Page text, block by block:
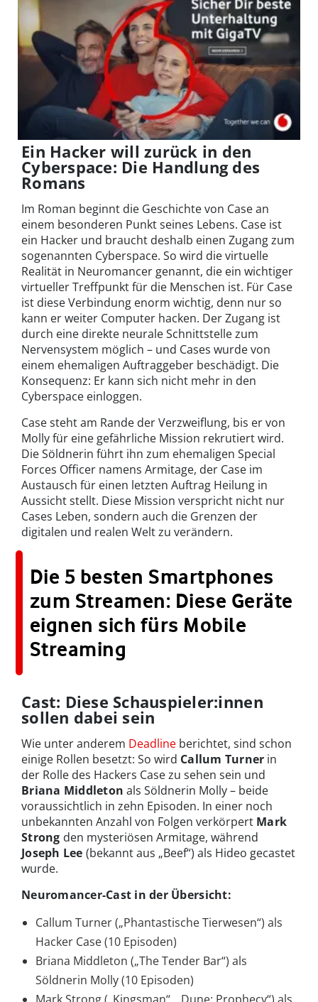
Ein Hacker will zurück in den
Cyberspace: Die Handlung des
Romans
Im Roman beginnt die Geschichte von Case an
einem besonderen Punkt seines Lebens. Case ist
ein Hacker und braucht deshalb einen Zugang zum
sogenannten Cyberspace. So wird die virtuelle
Realität in Neuromancer genannt, die ein wichtiger
virtueller Treffpunkt für die Menschen ist. Für Case
ist diese Verbindung enorm wichtig, denn nur so
kann er weiter Computer hacken. Der Zugang ist
durch eine direkte neurale Schnittstelle zum
Nervensystem möglich – und Cases wurde von
einem ehemaligen Auftraggeber beschädigt. Die
Konsequenz: Er kann sich nicht mehr in den
Cyberspace einloggen.
Case steht am Rande der Verzweiflung, bis er von
Molly für eine gefährliche Mission rekrutiert wird.
Die Söldnerin führt ihn zum ehemaligen Special
Forces Officer namens Armitage, der Case im
Austausch für einen letzten Auftrag Heilung in
Aussicht stellt. Diese Mission verspricht nicht nur
Cases Leben, sondern auch die Grenzen der
digitalen und realen Welt zu verändern.
Die 5 besten Smartphones
zum Streamen: Diese Geräte
eignen sich fürs Mobile
Streaming
Cast: Diese Schauspieler:innen
sollen dabei sein
Wie unter anderem Deadline berichtet, sind schon
einige Rollen besetzt: So wird Callum Turner in
der Rolle des Hackers Case zu sehen sein und
Briana Middleton als Söldnerin Molly – beide
voraussichtlich in zehn Episoden. In einer noch
unbekannten Anzahl von Folgen verkörpert Mark
Strong den mysteriösen Armitage, während
Joseph Lee (bekannt aus „Beef“) als Hideo gecastet
wurde.
Neuromancer-Cast in der Übersicht:
Callum Turner („Phantastische Tierwesen“) als
Hacker Case (10 Episoden)
Briana Middleton („The Tender Bar“) als
Söldnerin Molly (10 Episoden)